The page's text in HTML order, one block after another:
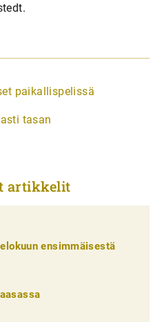
paikallispelissä
tasan
artikkelit
ensimmäisestä